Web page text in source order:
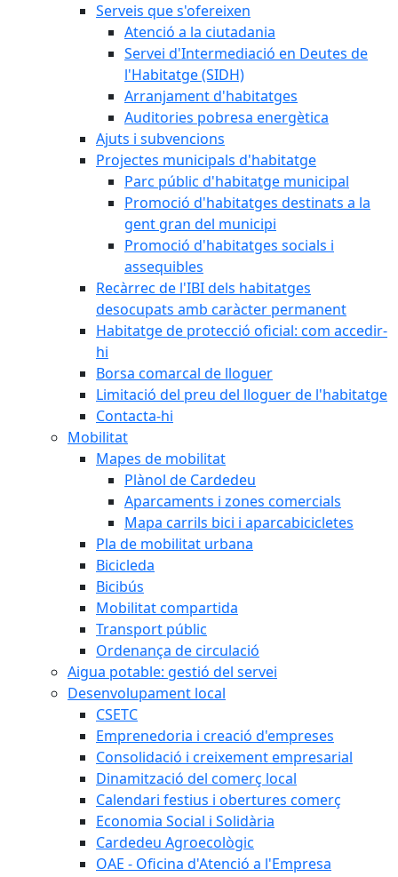
Serveis que s'ofereixen
Atenció a la ciutadania
Servei d'Intermediació en Deutes de
l'Habitatge (SIDH)
Arranjament d'habitatges
Auditories pobresa energètica
Ajuts i subvencions
Projectes municipals d'habitatge
Parc públic d'habitatge municipal
Promoció d'habitatges destinats a la
gent gran del municipi
Promoció d'habitatges socials i
assequibles
Recàrrec de l'IBI dels habitatges
desocupats amb caràcter permanent
Habitatge de protecció oficial: com accedir-
hi
Borsa comarcal de lloguer
Limitació del preu del lloguer de l'habitatge
Contacta-hi
Mobilitat
Mapes de mobilitat
Plànol de Cardedeu
Aparcaments i zones comercials
Mapa carrils bici i aparcabicicletes
Pla de mobilitat urbana
Bicicleda
Bicibús
Mobilitat compartida
Transport públic
Ordenança de circulació
Aigua potable: gestió del servei
Desenvolupament local
CSETC
Emprenedoria i creació d'empreses
Consolidació i creixement empresarial
Dinamització del comerç local
Calendari festius i obertures comerç
Economia Social i Solidària
Cardedeu Agroecològic
OAE - Oficina d'Atenció a l'Empresa